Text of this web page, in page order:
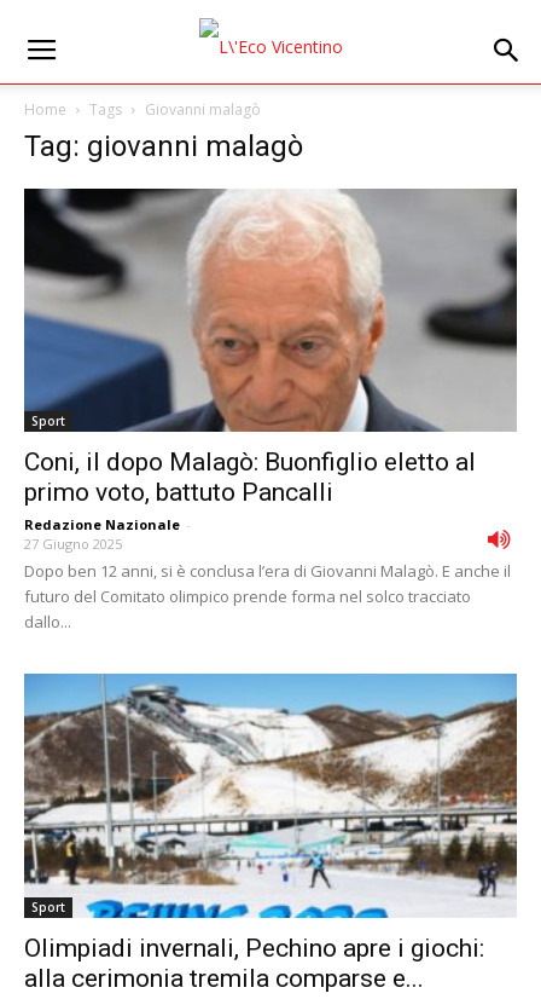
Home Tags Giovanni malagò
Tag: giovanni malagò
Sport
Coni, il dopo Malagò: Buonfiglio eletto al
primo voto, battuto Pancalli
Redazione Nazionale -
27 Giugno 2025
Dopo ben 12 anni, si è conclusa l’era di Giovanni Malagò. E anche il
futuro del Comitato olimpico prende forma nel solco tracciato
dallo...
Sport
Olimpiadi invernali, Pechino apre i giochi:
alla cerimonia tremila comparse e...